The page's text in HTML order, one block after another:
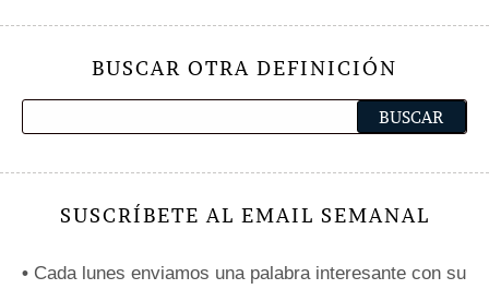
BUSCAR OTRA DEFINICIÓN
SUSCRÍBETE AL EMAIL SEMANAL
• Cada lunes enviamos una palabra interesante con su